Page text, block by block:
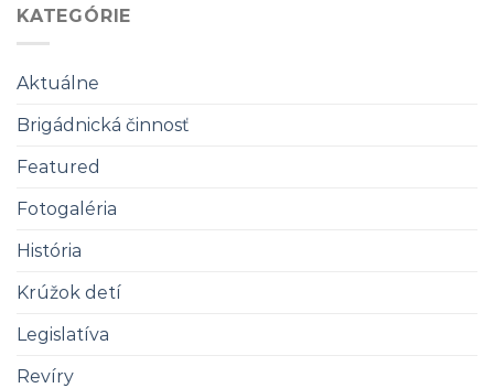
KATEGÓRIE
Aktuálne
Brigádnická činnosť
Featured
Fotogaléria
História
Krúžok detí
Legislatíva
Revíry